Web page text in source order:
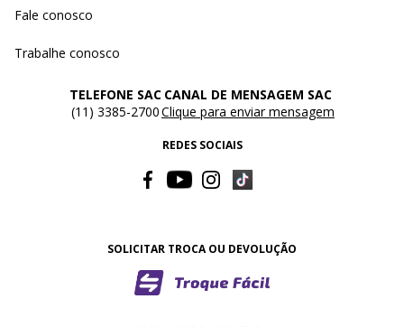
Fale conosco
Trabalhe conosco
TELEFONE SAC
(11) 3385-2700
CANAL DE MENSAGEM SAC
Clique para enviar mensagem
REDES SOCIAIS
SOLICITAR TROCA OU DEVOLUÇÃO